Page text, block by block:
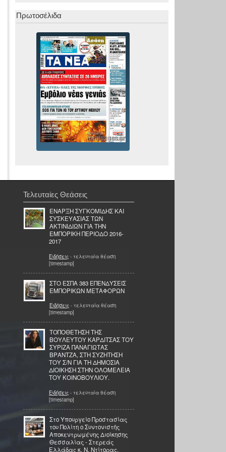
Πρωτοσέλιδα
Τελευταίες Θεάσεις
ΕΝΑΡΞΗ ΣΥΓΚΟΜΙΔΗΣ ΚΑΙ
ΣΥΣΚΕΥΑΣΙΑΣ ΤΩΝ
ΑΚΤΙΝΙΔΙΩΝ ΓΙΑ ΤΗΝ
ΕΜΠΟΡΙΚΗ ΠΕΡΙΟΔΟ 2016-
2017
Ειδήσεις - τελευταία θέαση
[timestamp]
ΣΤΟ ΕΣΠΑ 383 ΕΠΕΝΔΥΣΕΙΣ
ΕΜΠΟΡΙΚΩΝ ΜΕΤΑΦΟΡΩΝ
Ειδήσεις - τελευταία θέαση
[timestamp]
ΤΟΠΟΘΕΤΗΣΗ ΤΗΣ
ΒΟΥΛΕΥΤΟΥ ΚΑΡΔΙΤΣΑΣ ΤΟΥ
ΣΥΡΙΖΑ ΠΑΝΑΓΙΩΤΑΣ
ΒΡΑΝΤΖΑ, ΣΤΗ ΣΥΖΗΤΗΣΗ
ΤΟΥ Σ/Ν ΓΙΑ ΤΗ ΔΗΜΟΣΙΑ
ΔΙΟΙΚΗΣΗ ΣΤΗΝ ΟΛΟΜΕΛΕΙΑ
ΤΟΥ ΚΟΙΝΟΒΟΥΛΙΟΥ.
Ειδήσεις - τελευταία θέαση
[timestamp]
Στο Υπουργείο Προστασίας
του Πολίτη ο Συντονιστής
Αποκεντρωμένης Διοίκησης
Θεσσαλίας - Στερεάς
Ελλάδας κ. Ν. Ντίτορας.